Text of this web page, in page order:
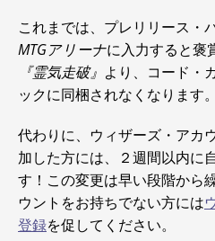
これまでは、プレリリース・
MTGアリーナに入力すると褒
『霊気走破』 より、コード・
ックに同梱されなくなります。
代わりに、ウィザーズ・アカ
加した方には、２週間以内に
す！この変更は早い段階から
ウントをお持ちでない方には
登録を促してください。